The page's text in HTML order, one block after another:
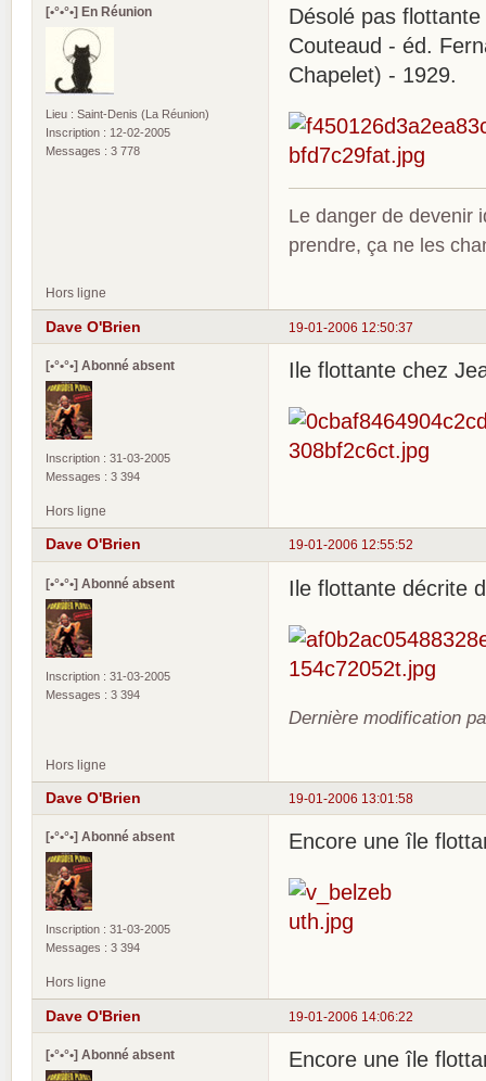
[•°•°•] En Réunion
Lieu : Saint-Denis (La Réunion)
Inscription : 12-02-2005
Messages : 3 778
Désolé pas
Couteaud - éd.
Chapelet) - 1929.
Le danger de devenir
prendre, ça ne les
Hors ligne
19-01-2006 12:50:37
Dave O'Brien
[•°•°•] Abonné absent
Inscription : 31-03-2005
Messages : 3 394
Ile flottante chez
Hors ligne
19-01-2006 12:55:52
Dave O'Brien
[•°•°•] Abonné absent
Inscription : 31-03-2005
Messages : 3 394
Ile flottante décrite
Dernière modification
Hors ligne
19-01-2006 13:01:58
Dave O'Brien
[•°•°•] Abonné absent
Inscription : 31-03-2005
Messages : 3 394
Encore une île
Hors ligne
19-01-2006 14:06:22
Dave O'Brien
[•°•°•] Abonné absent Encore une île